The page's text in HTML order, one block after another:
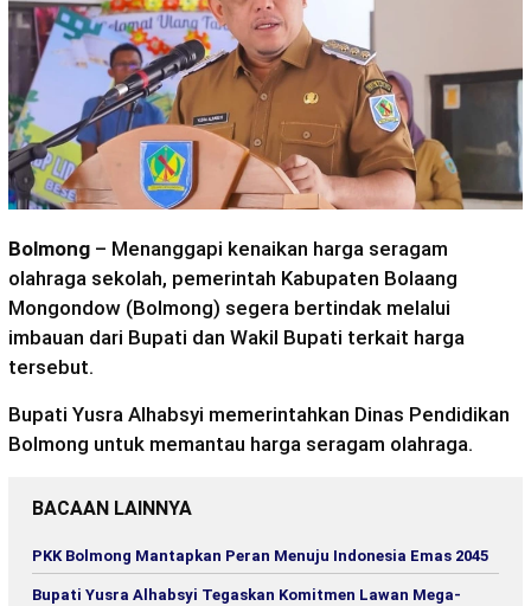
Bolmong – Menanggapi kenaikan harga seragam
olahraga sekolah, pemerintah Kabupaten Bolaang
Mongondow (Bolmong) segera bertindak melalui
imbauan dari Bupati dan Wakil Bupati terkait harga
tersebut.
Bupati Yusra Alhabsyi memerintahkan Dinas Pendidikan
Bolmong untuk memantau harga seragam olahraga.
BACAAN LAINNYA
PKK Bolmong Mantapkan Peran Menuju Indonesia Emas 2045
Bupati Yusra Alhabsyi Tegaskan Komitmen Lawan Mega-